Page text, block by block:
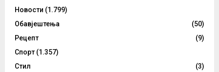
Новости (1.799)
Обавјештења
(50)
Рецепт
(9)
Спорт (1.357)
Стил
(3)